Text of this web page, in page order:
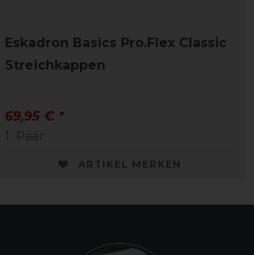
Eskadron Basics Pro.Flex Classic
Streichkappen
69,95 € *
1
Paar
ARTIKEL MERKEN